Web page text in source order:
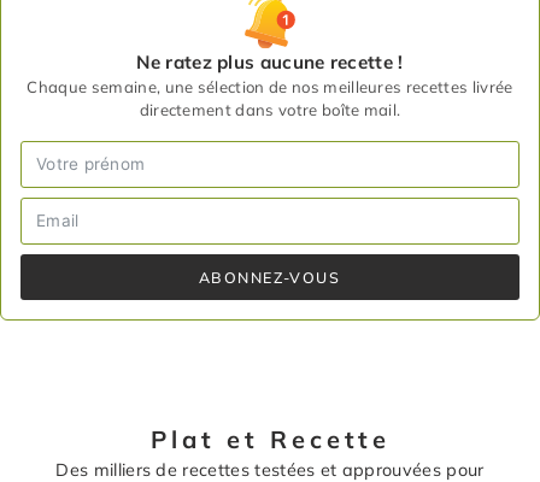
Ne ratez plus aucune recette !
Chaque semaine, une sélection de nos meilleures recettes livrée
directement dans votre boîte mail.
ABONNEZ-VOUS
Plat et Recette
Des milliers de recettes testées et approuvées pour